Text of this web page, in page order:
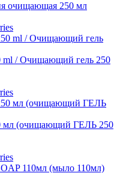
очищающая 250 мл
ml / Очищающий гель 250
мл (очищающий ГЕЛЬ 250